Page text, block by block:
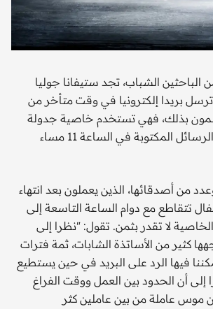
الشباب، تجد ستيفانا جوليا
بريدا إلكترونيا في وقت متأخر من
يعلمون بذلك، فهي تستخدم خاصية جدولة
الإرسال حيث تصل الرسائل المكتوبة في الساعة 11 مساء
من أصدقائها، الذين يعملون بعد انتهاء
تتقاطع مع دوام الساعة التاسعة إلى
لا تقدر بثمن. تقول: "نظرا إلى
كثير من الأساتذة الشابات، ثمة فترات
فيها الرد على البريد في حين يستطيع
إلى أن الحدود بين العمل ووقت الفراغ
موس عاملة من بين عاملين كثر